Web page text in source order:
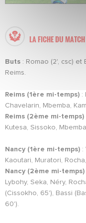
LA FICHE DU MATCH
Buts : Romao (2', csc) et
Reims.
Reims (1ère mi-temps) :
Chavelarin, Mbemba,
Reims (2ème mi-temps)
Kutesa, Sissoko,
Nancy (1ère mi-temps) :
Kaoutari, Muratori,
Nancy (2ème mi-temps)
Lybohy, Seka, Néry,
(Cissokho, 65'), Bassi
60').